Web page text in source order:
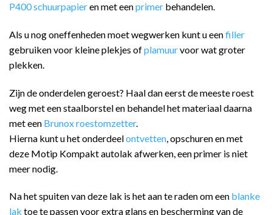
P400 schuurpapieren met eenprimer behandelen.
Als u nog oneffenheden moet wegwerken kunt u eenfiller
gebruiken voor kleine plekjes ofplamuurvoor wat groter
plekken.
Zijn de onderdelen geroest? Haal dan eerst de meeste roest
weg met een staalborstel en behandel het materiaal daarna
met een Brunox roestomzetter.
Hierna kunt u het onderdeelontvetten , opschuren en met
deze Motip Kompakt autolak afwerken, een primer is niet
meer nodig.
Na het spuiten van deze lak is het aan te raden om een blanke
lak toe te passen voor extra glans en bescherming van de